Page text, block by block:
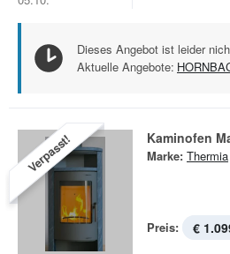
Dieses Angebot ist leider
Aktuelle Angebote:
Verpasst! Kaminofen
Marke: Thermia
Preis: €